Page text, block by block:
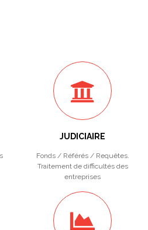
JUDICIAIRE
Fonds / Référés / Requêtes.
Traitement de difficultés des
entreprises